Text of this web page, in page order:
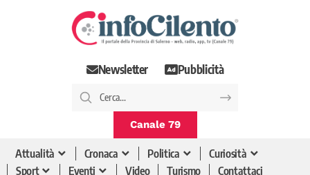
Newsletter Pubblicità
Canale 79
Attualità Cronaca Politica
Curiosità
Sport
Eventi Video Turismo Contattaci